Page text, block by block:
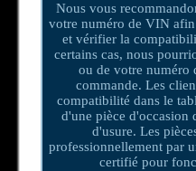
Nous vous
votre numéro de VIN
et vérifier la
certains cas, nous
ou de votre numéro
commande. Les
compatibilité dans le
d'une pièce d'occasion
d'usure. Les
professionnellement par
certifié pour